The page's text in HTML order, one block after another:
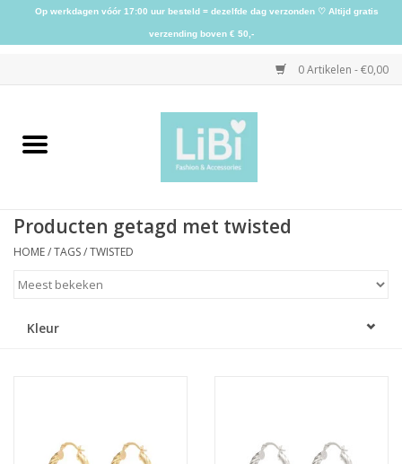
0 Artikelen - €0,00
Home
Schoenen
Home deco
Producten getagd met twisted
HOME/TAGS/TWISTED
Kleur
Op werkdagen vóór 17:00 uur besteld = dezelfde dag verzonden ♡ Altijd gratis
verzending boven € 50,-